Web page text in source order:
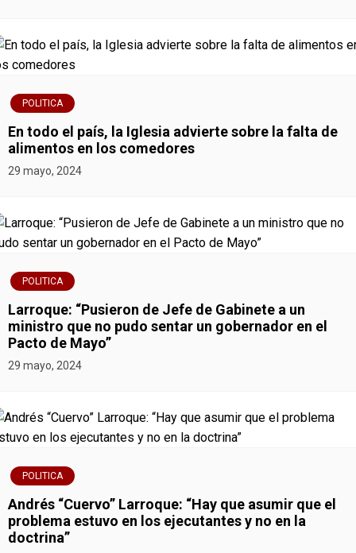
n
r
a
d
a
s
POLITICA
En todo el país, la Iglesia advierte sobre la falta de
alimentos en los comedores
29 mayo, 2024
POLITICA
Larroque: “Pusieron de Jefe de Gabinete a un
ministro que no pudo sentar un gobernador en el
Pacto de Mayo”
29 mayo, 2024
POLITICA
Andrés “Cuervo” Larroque: “Hay que asumir que el
problema estuvo en los ejecutantes y no en la
doctrina”